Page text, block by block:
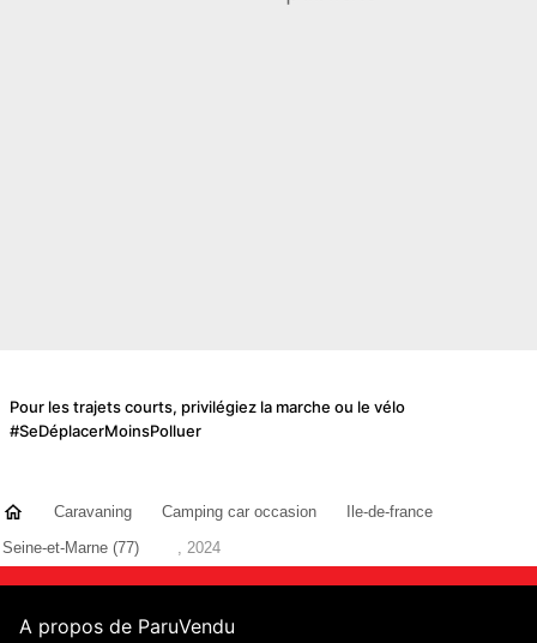
Pour les trajets courts, privilégiez la marche ou le vélo
#SeDéplacerMoinsPolluer
Caravaning Camping car occasion
Ile-de-france
Seine-et-Marne (77)
, 2024
A propos de ParuVendu